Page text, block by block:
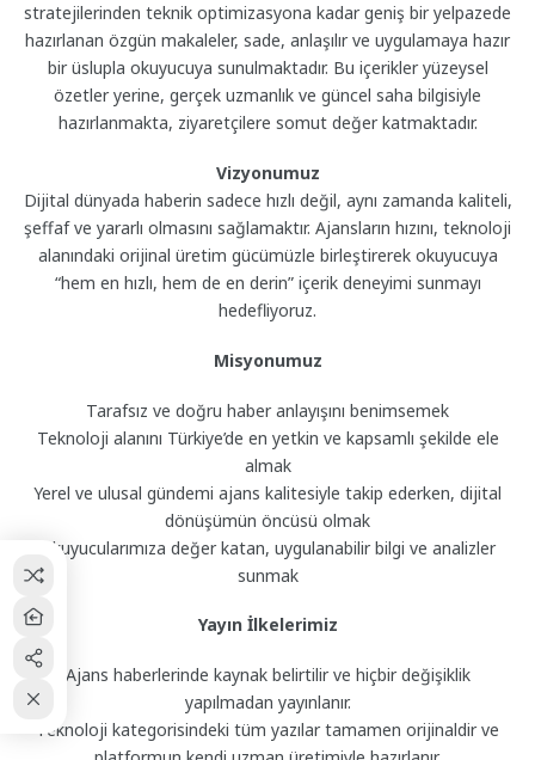
stratejilerinden teknik optimizasyona kadar geniş bir yelpazede
hazırlanan özgün makaleler, sade, anlaşılır ve uygulamaya hazır
bir üslupla okuyucuya sunulmaktadır. Bu içerikler yüzeysel
özetler yerine, gerçek uzmanlık ve güncel saha bilgisiyle
hazırlanmakta, ziyaretçilere somut değer katmaktadır.
Vizyonumuz
Dijital dünyada haberin sadece hızlı değil, aynı zamanda kaliteli,
şeffaf ve yararlı olmasını sağlamaktır. Ajansların hızını, teknoloji
alanındaki orijinal üretim gücümüzle birleştirerek okuyucuya
“hem en hızlı, hem de en derin” içerik deneyimi sunmayı
hedefliyoruz.
Misyonumuz
Tarafsız ve doğru haber anlayışını benimsemek
Teknoloji alanını Türkiye’de en yetkin ve kapsamlı şekilde ele
almak
Yerel ve ulusal gündemi ajans kalitesiyle takip ederken, dijital
dönüşümün öncüsü olmak
Okuyucularımıza değer katan, uygulanabilir bilgi ve analizler
sunmak
Yayın İlkelerimiz
Ajans haberlerinde kaynak belirtilir ve hiçbir değişiklik
yapılmadan yayınlanır.
Teknoloji kategorisindeki tüm yazılar tamamen orijinaldir ve